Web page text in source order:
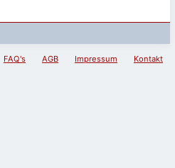
FAQ's AGB Impressum Kontakt